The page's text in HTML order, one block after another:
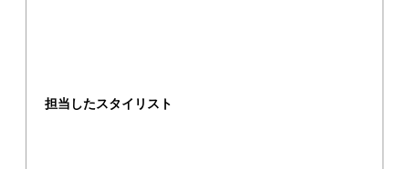
担当したスタイリスト